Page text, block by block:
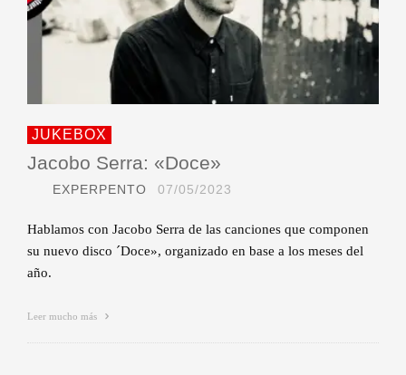
JUKEBOX
Jacobo Serra: «Doce»
EXPERPENTO 07/05/2023
Hablamos con Jacobo Serra de las canciones que componen
su nuevo disco ´Doce», organizado en base a los meses del
año.
Leer mucho más